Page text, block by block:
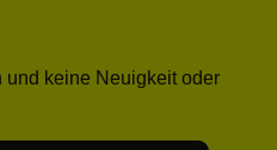
und keine Neuigkeit oder